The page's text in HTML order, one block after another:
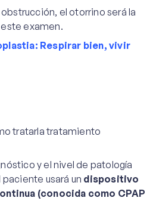
el otorrino será la
examen.
Respirar bien, vivir
y el nivel de patología
usará un dispositivo
(conocida como CPAP